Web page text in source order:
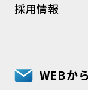
採用情報
WEBか